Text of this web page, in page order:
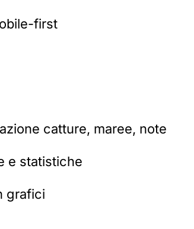
first
catture, maree, note
e statistiche
grafici